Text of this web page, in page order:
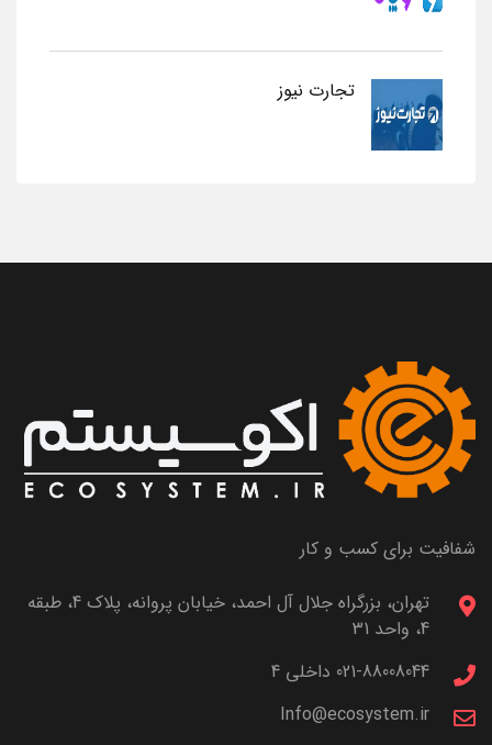
تجارت نیوز
شفافیت برای کسب و کار
تهران، بزرگراه جلال آل احمد، خیابان پروانه، پلاک 4، طبقه
4، واحد 31
021-88008044 داخلی 4
Info@ecosystem.ir